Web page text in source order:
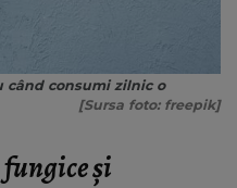
când consumi zilnic o
[Sursa foto: freepik]
și